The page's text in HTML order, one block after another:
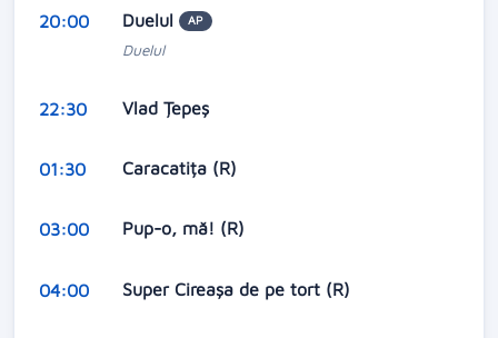
20:00 Duelul AP
Duelul
22:30 Vlad Țepeș
01:30 Caracatița (R)
03:00 Pup-o, mă! (R)
04:00 Super Cireașa de pe tort (R)